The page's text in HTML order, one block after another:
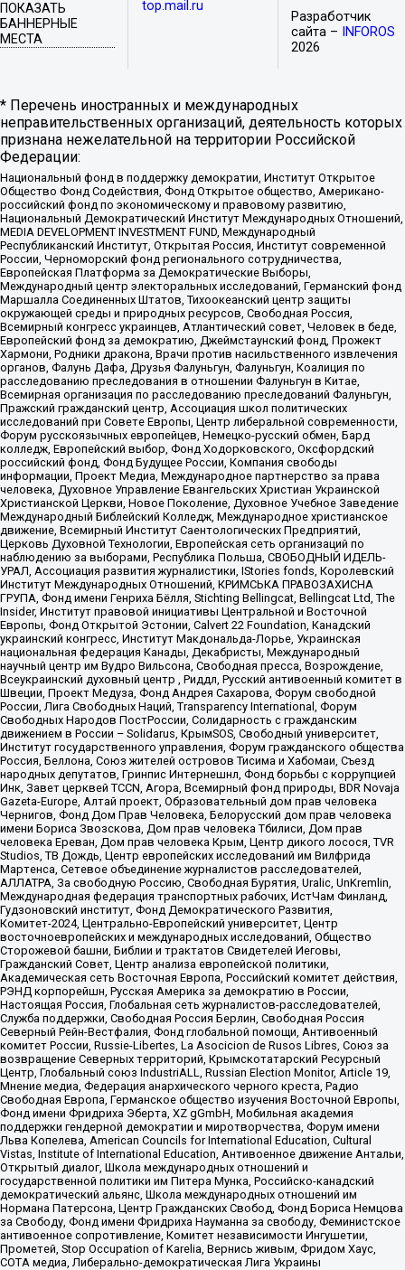
ПОКАЗАТЬ
БАННЕРНЫЕ
МЕСТА
top.mail.ru
Разработчик
сайта –
INFOROS
2026
* Перечень иностранных и международных
неправительственных организаций, деятельность которых
признана нежелательной на территории Российской
Федерации:
Национальный фонд в поддержку демократии, Институт Открытое
Общество Фонд Содействия, Фонд Открытое общество, Американо-
российский фонд по экономическому и правовому развитию,
Национальный Демократический Институт Международных Отношений,
MEDIA DEVELOPMENT INVESTMENT FUND, Международный
Республиканский Институт, Открытая Россия, Институт современной
России, Черноморский фонд регионального сотрудничества,
Европейская Платформа за Демократические Выборы,
Международный центр электоральных исследований, Германский фонд
Маршалла Соединенных Штатов, Тихоокеанский центр защиты
окружающей среды и природных ресурсов, Свободная Россия,
Всемирный конгресс украинцев, Атлантический совет, Человек в беде,
Европейский фонд за демократию, Джеймстаунский фонд, Прожект
Хармони, Родники дракона, Врачи против насильственного извлечения
органов, Фалунь Дафа, Друзья Фалуньгун, Фалуньгун, Коалиция по
расследованию преследования в отношении Фалуньгун в Китае,
Всемирная организация по расследованию преследований Фалуньгун,
Пражский гражданский центр, Ассоциация школ политических
исследований при Совете Европы, Центр либеральной современности,
Форум русскоязычных европейцев, Немецко-русский обмен, Бард
колледж, Европейский выбор, Фонд Ходорковского, Оксфордский
российский фонд, Фонд Будущее России, Компания свободы
информации, Проект Медиа, Международное партнерство за права
человека, Духовное Управление Евангельских Христиан Украинской
Христианской Церкви, Новое Поколение, Духовное Учебное Заведение
Международный Библейский Колледж, Международное христианское
движение, Всемирный Институт Саентологических Предприятий,
Церковь Духовной Технологии, Европейская сеть организаций по
наблюдению за выборами, Республика Польша, СВОБОДНЫЙ ИДЕЛЬ-
УРАЛ, Ассоциация развития журналистики, IStories fonds, Королевский
Институт Международных Отношений, КРИМСЬКА ПРАВОЗАХИСНА
ГРУПА, Фонд имени Генриха Бёлля, Stichting Bellingcat, Bellingcat Ltd, The
Insider, Институт правовой инициативы Центральной и Восточной
Европы, Фонд Открытой Эстонии, Calvert 22 Foundation, Канадский
украинский конгресс, Институт Макдональда-Лорье, Украинская
национальная федерация Канады, Декабристы, Международный
научный центр им Вудро Вильсона, Свободная пресса, Возрождение,
Всеукраинский духовный центр , Риддл, Русский антивоенный комитет в
Швеции, Проект Медуза, Фонд Андрея Сахарова, Форум свободной
России, Лига Свободных Наций, Transparеncy International, Форум
Свободных Народов ПостРоссии, Солидарность с гражданским
движением в России – Solidarus, КрымSOS, Свободный университет,
Институт государственного управления, Форум гражданского общества
Россия, Беллона, Союз жителей островов Тисима и Хабомаи, Съезд
народных депутатов, Гринпис Интернешнл, Фонд борьбы с коррупцией
Инк, Завет церквей TCCN, Агора, Всемирный фонд природы, BDR Novaja
Gazeta-Europe, Алтай проект, Образовательный дом прав человека
Чернигов, Фонд Дом Прав Человека, Белорусский дом прав человека
имени Бориса Звозскова, Дом прав человека Тбилиси, Дом прав
человека Ереван, Дом прав человека Крым, Центр дикого лосося, TVR
Studios, ТВ Дождь, Центр европейских исследований им Вилфрида
Мартенса, Сетевое объединение журналистов расследователей,
АЛЛАТРА, За свободную Россию, Свободная Бурятия, Uralic, UnKremlin,
Международная федерация транспортных рабочих, ИстЧам Финланд,
Гудзоновский институт, Фонд Демократического Развития,
Комитет-2024, Центрально-Европейский университет, Центр
восточноевропейских и международных исследований, Общество
Сторожевой башни, Библии и трактатов Свидетелей Иеговы,
Гражданский Совет, Центр анализа европейской политики,
Академическая сеть Восточная Европа, Российский комитет действия,
РЭНД корпорейшн, Русская Америка за демократию в России,
Настоящая Россия, Глобальная сеть журналистов-расследователей,
Служба поддержки, Свободная Россия Берлин, Свободная Россия
Северный Рейн-Вестфалия, Фонд глобальной помощи, Антивоенный
комитет России, Russie-Libertes, La Asocicion de Rusos Libres, Союз за
возвращение Северных территорий, Крымскотатарский Ресурсный
Центр, Глобальный союз IndustriALL, Russian Election Monitor, Article 19,
Мнение медиа, Федерация анархического черного креста, Радио
Свободная Европа, Германское общество изучения Восточной Европы,
Фонд имени Фридриха Эберта, XZ gGmbH, Мобильная академия
поддержки гендерной демократии и миротворчества, Форум имени
Льва Копелева, American Councils for International Education, Cultural
Vistas, Institute of International Education, Антивоенное движение Антальи,
Открытый диалог, Школа международных отношений и
государственной политики им Питера Мунка, Российско-канадский
демократический альянс, Школа международных отношений им
Нормана Патерсона, Центр Гражданских Свобод, Фонд Бориса Немцова
за Свободу, Фонд имени Фридриха Науманна за свободу, Феминистское
антивоенное сопротивление, Комитет независимости Ингушетии,
Прометей, Stop Occupation of Karelia, Вернись живым, Фридом Хаус,
СОТА медиа, Либерально-демократическая Лига Украины